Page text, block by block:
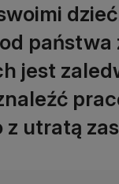
państwa
jest
utratą